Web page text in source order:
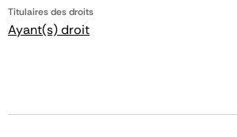
Titulaires des droits
Ayant(s) droit